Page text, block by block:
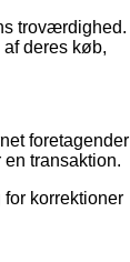
troværdighed.
deres køb,
foretagender
transaktion.
korrektioner